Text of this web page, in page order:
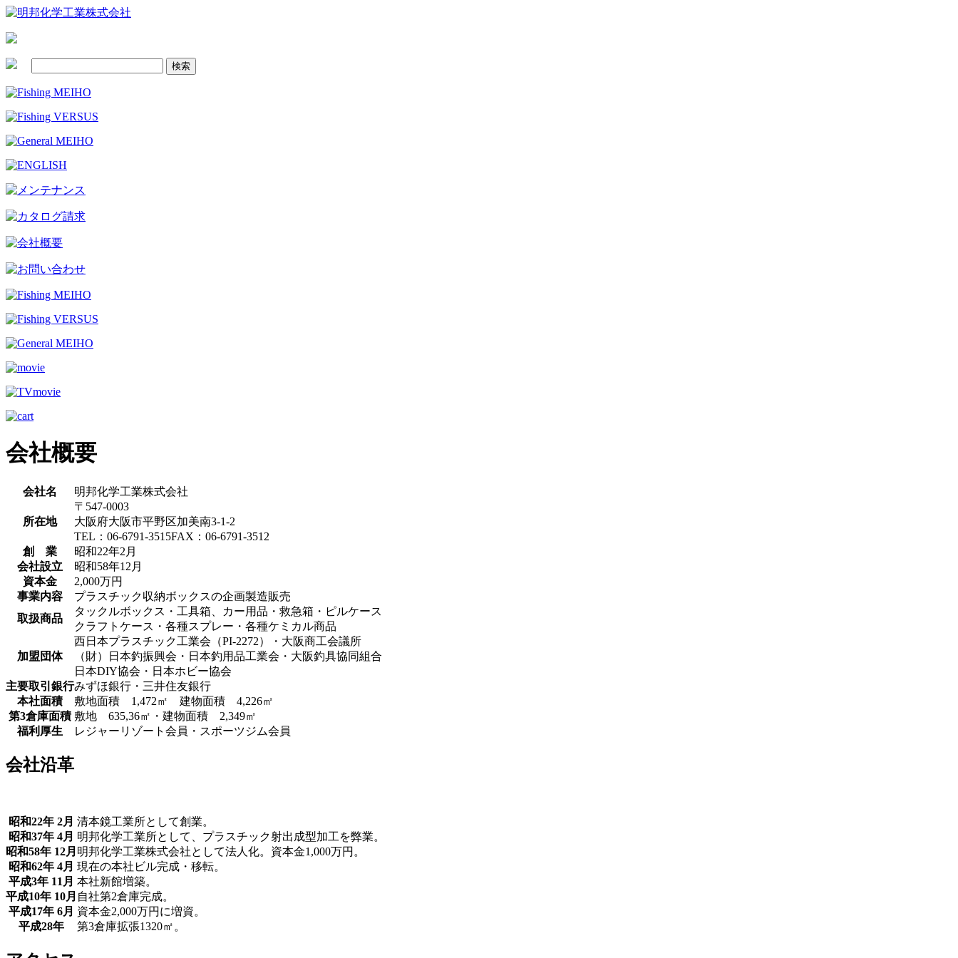
会社概要
会社名 明邦化学工業株式会社
所在地
〒547-0003
大阪府大阪市平野区加美南3-1-2
TEL：06-6791-3515FAX：06-6791-3512
創 業
昭和22年2月
会社設立
昭和58年12月
資本金
2,000万円
事業内容
プラスチック収納ボックスの企画製造販売
取扱商品
タックルボックス・工具箱、カー用品・救急箱・ピルケース
クラフトケース・各種スプレー・各種ケミカル商品
加盟団体
西日本プラスチック工業会（PI-2272）・大阪商工会議所
（財）日本釣振興会・日本釣用品工業会・大阪釣具協同組合
日本DIY協会・日本ホビー協会
主要取引銀行みずほ銀行・三井住友銀行
本社面積
敷地面積 1,472㎡ 建物面積 4,226㎡
第3倉庫面積 敷地 635,36㎡・建物面積 2,349㎡
福利厚生
レジャーリゾート会員・スポーツジム会員
会社沿革
昭和22年 2月 清本鏡工業所として創業。
昭和37年 4月 明邦化学工業所として、プラスチック射出成型加工を弊業。
昭和58年 12月 明邦化学工業株式会社として法人化。資本金1,000万円。
昭和62年 4月 現在の本社ビル完成・移転。
平成3年 11月 本社新館増築。
平成10年 10月 自社第2倉庫完成。
平成17年 6月 資本金2,000万円に増資。
平成28年
第3倉庫拡張1320㎡。